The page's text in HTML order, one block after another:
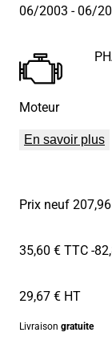
06/2003 - 06/
Moteur
En savoir plus
Prix neuf
35,60 € TTC-
29,67 € HT
Livraison gratuite